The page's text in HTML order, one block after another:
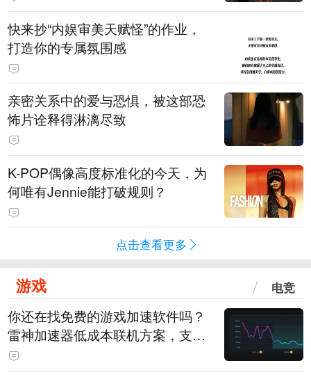
快来抄“内娱审美天赋怪”的作业，
打造你的专属氛围感
亲密关系中的爱与恐惧，被这部恐
怖片诠释得淋漓尽致
K-POP偶像高度标准化的今天，为
何唯有Jennie能打破规则？
点击查看更多
游戏 电竞
你还在找免费的游戏加速软件吗？
雷神加速器低成本联机方案，支持
免费试用